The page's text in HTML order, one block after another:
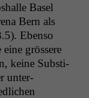
Basel
Bern als
Eben­so
grössere
keine Sub­sti­
unter­